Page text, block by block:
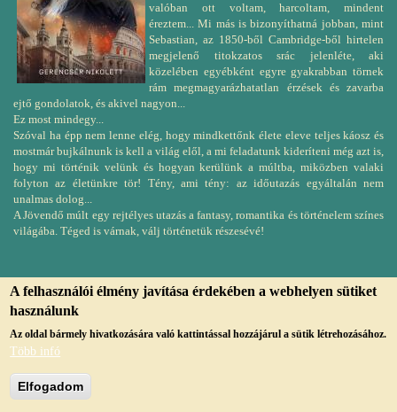
valóban ott voltam, harcoltam, mindent
éreztem... Mi más is bizonyíthatná jobban, mint
Sebastian, az 1850-ből Cambridge-ből hirtelen
megjelenő titokzatos srác jelenléte, aki
közelében egyébként egyre gyakrabban törnek
rám megmagyarázhatatlan érzések és zavarba
ejtő gondolatok, és akivel nagyon...
Ez most mindegy...
Szóval ha épp nem lenne elég, hogy mindkettőnk élete eleve teljes káosz és
mostmár bujkálnunk is kell a világ elől, a mi feladatunk kideríteni még azt is,
hogy mi történik velünk és hogyan kerülünk a múltba, miközben valaki
folyton az életünkre tör! Tény, ami tény: az időutazás egyáltalán nem
unalmas dolog...
A Jövendő múlt egy rejtélyes utazás a fantasy, romantika és történelem színes
világába. Téged is várnak, válj történetük részesévé!
© Copyright, 2019, jmvk.papa.hu
A felhasználói élmény javítása érdekében a webhelyen sütiket
használunk
Az oldal bármely hivatkozására való kattintással hozzájárul a sütik létrehozásához.
Több infó
Elfogadom